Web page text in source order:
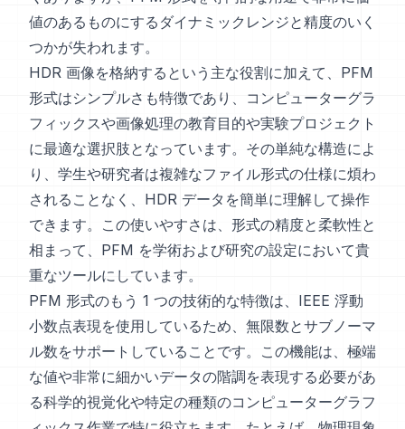
値のあるものにするダイナミックレンジと精度のいく
つかが失われます。
HDR 画像を格納するという主な役割に加えて、PFM
形式はシンプルさも特徴であり、コンピューターグラ
フィックスや画像処理の教育目的や実験プロジェクト
に最適な選択肢となっています。その単純な構造によ
り、学生や研究者は複雑なファイル形式の仕様に煩わ
されることなく、HDR データを簡単に理解して操作
できます。この使いやすさは、形式の精度と柔軟性と
相まって、PFM を学術および研究の設定において貴
重なツールにしています。
PFM 形式のもう 1 つの技術的な特徴は、IEEE 浮動
小数点表現を使用しているため、無限数とサブノーマ
ル数をサポートしていることです。この機能は、極端
な値や非常に細かいデータの階調を表現する必要があ
る科学的視覚化や特定の種類のコンピューターグラフ